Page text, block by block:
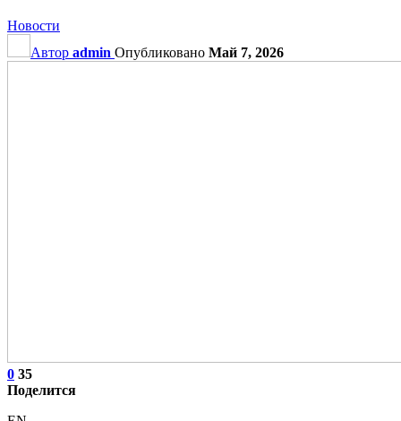
Новости
Автор admin Опубликовано Май 7, 2026
0 35
Поделится